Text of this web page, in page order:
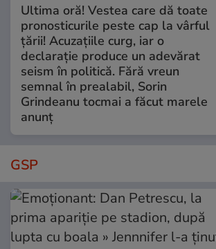
Ultima oră! Vestea care dă toate
pronosticurile peste cap la vârful
țării! Acuzațiile curg, iar o
declarație produce un adevărat
seism în politică. Fără vreun
semnal în prealabil, Sorin
Grindeanu tocmai a făcut marele
anunț
GSP